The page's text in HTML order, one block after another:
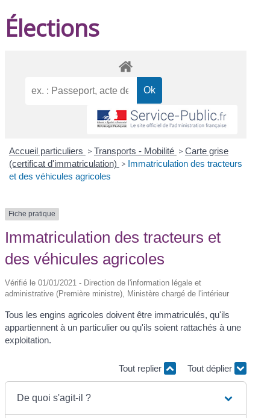
Élections
Accueil particuliers > Transports - Mobilité > Carte grise
(certificat d'immatriculation) > Immatriculation des tracteurs
et des véhicules agricoles
Fiche pratique
Immatriculation des tracteurs et
des véhicules agricoles
Vérifié le 01/01/2021 - Direction de l'information légale et
administrative (Première ministre), Ministère chargé de l'intérieur
Tous les engins agricoles doivent être immatriculés, qu'ils
appartiennent à un particulier ou qu'ils soient rattachés à une
exploitation.
Tout replier Tout déplier
De quoi s'agit-il ?